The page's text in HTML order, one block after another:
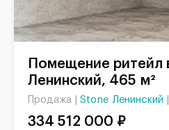
Ленинский, 465 м²
Продажа | Stone Ленинский
334 512 000 ₽